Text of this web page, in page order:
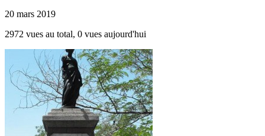
20 mars 2019
2972 vues au total, 0 vues aujourd'hui